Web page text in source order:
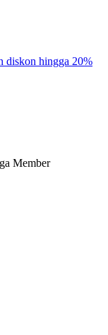
diskon hingga 20%
Member